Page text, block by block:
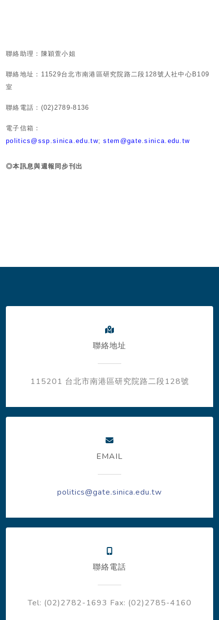
聯絡助理：陳穎萱小姐
聯絡地址： 11529台北市南港區研究院路二段 128號人社中心 B109
室
聯絡電話： (02)2789-8136
電子信箱：
politics@ssp.sinica.edu.tw;stem@gate.sinica.edu.tw
◎本訊息與週報同步刊出
聯絡地址
115201 台北市南港區研究院路二段128號
EMAIL
politics@gate.sinica.edu.tw
聯絡電話
Tel: (02)2782-1693 Fax: (02)2785-4160